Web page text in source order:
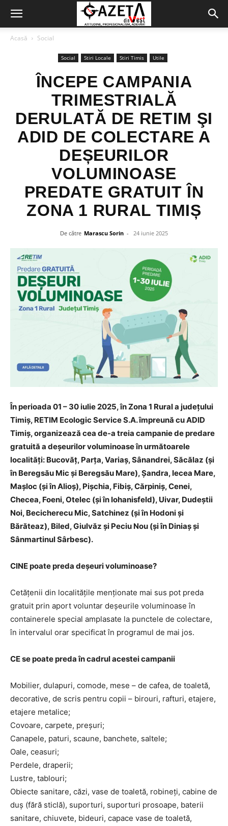
Acasă Social
Social Stiri Locale Stiri Timis Utile
ÎNCEPE CAMPANIA
TRIMESTRIALĂ
DERULATĂ DE RETIM ŞI
ADID DE COLECTARE A
DEȘEURILOR
VOLUMINOASE
PREDATE GRATUIT ÎN
ZONA 1 RURAL TIMIȘ
De către Marascu Sorin - 24 iunie 2025
În perioada 01 – 30 iulie 2025, în Zona 1 Rural a județului
Timiș, RETIM Ecologic Service S.A. împreună cu ADID
Timiș, organizează cea de-a treia campanie de predare
gratuită a deșeurilor voluminoase în următoarele
localități: Bucovăț, Parța, Variaș, Sânandrei, Săcălaz (și
în Beregsău Mic și Beregsău Mare), Șandra, Iecea Mare,
Mașloc (și în Alioș), Pișchia, Fibiș, Cărpiniș, Cenei,
Checea, Foeni, Otelec (și în Iohanisfeld), Uivar, Dudeștii
Noi, Becicherecu Mic, Satchinez (și în Hodoni și
Bărăteaz), Biled, Giulvăz și Peciu Nou (și în Diniaș și
Sânmartinul Sârbesc).
CINE poate preda deșeuri voluminoase?
Cetățenii din localitățile menționate mai sus pot preda
gratuit prin aport voluntar deșeurile voluminoase în
containerele special amplasate la punctele de colectare,
în intervalul orar specificat în programul de mai jos.
CE se poate preda în cadrul acestei campanii
Mobilier, dulapuri, comode, mese – de cafea, de toaletă,
decorative, de scris pentru copii – birouri, rafturi, etajere,
etajere metalice;
Covoare, carpete, preșuri;
Canapele, paturi, scaune, banchete, saltele;
Oale, ceasuri;
Perdele, draperii;
Lustre, tablouri;
Obiecte sanitare, căzi, vase de toaletă, robineți, cabine de
duș (fără sticlă), suporturi, suporturi prosoape, baterii
sanitare, chiuvete, bideuri, capace vase de toaletă,